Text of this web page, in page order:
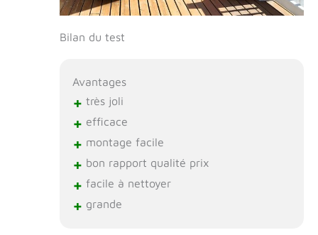
Bilan du test
Avantages
+ très joli
+ efficace
+ montage facile
+ bon rapport qualité prix
+ facile à nettoyer
+ grande